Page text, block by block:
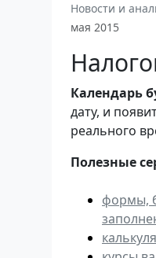
Новости и
мая 2015
Календарь
дату, и
реального
Полезные
формы,